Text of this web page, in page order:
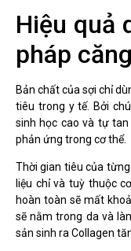
Hiệu quả
pháp
Bản chất của sợi chỉ
tiêu trong y tế. Bởi
sinh học cao và tự
phản ứng trong cơ thể.
Thời gian tiêu của
liệu chỉ và tuỳ thuộc
hoàn toàn sẽ mất
sẽ nằm trong da và
sản sinh ra Collagen